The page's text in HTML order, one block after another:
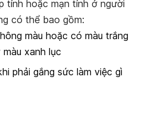
tính hoặc mạn tính ở người
có thể bao gồm:
màu hoặc có màu trắng
xanh lục
phải gắng sức làm việc gì